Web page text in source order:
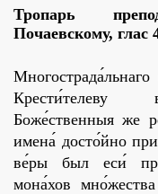
Тропарь
Почаевскому, глас
Крести́телеву
Боже́ственныя же
имена́ досто́йно
ве́ры был еси́
мона́хов